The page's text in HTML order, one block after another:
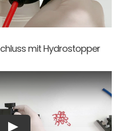
mit Hydrostopper